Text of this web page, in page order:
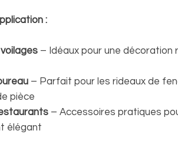
:
– Idéaux pour une décoration
– Parfait pour les rideaux de
pièce
– Accessoires pratiques
élégant